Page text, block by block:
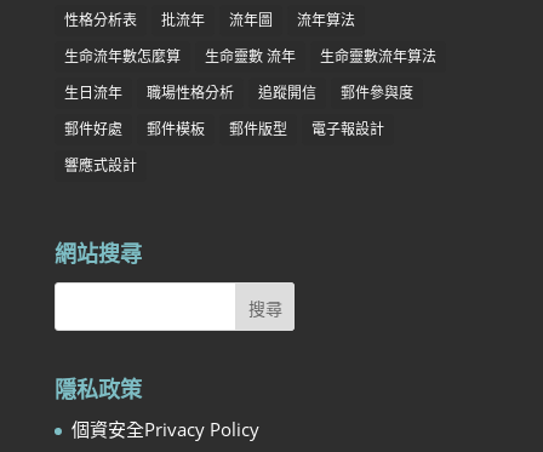
性格分析表
批流年 流年圖
流年算法
生命流年數怎麼算
生命靈數 流年
生命靈數流年算法
生日流年
職場性格分析 追蹤開信
郵件參與度
郵件好處
郵件模板 郵件版型
電子報設計
響應式設計
網站搜尋
隱私政策
個資安全Privacy Policy